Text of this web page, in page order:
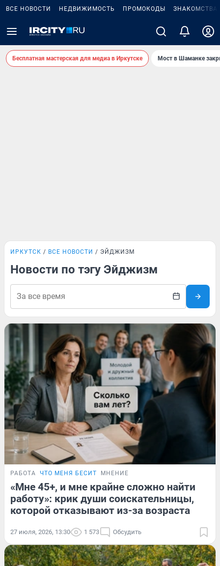
ВСЕ НОВОСТИ НЕДВИЖИМОСТЬ ПРОМОКОДЫ ЗНАКОМСТВА
Бесплатная мастерская для медиа в Иркутске Мост в Шаманке
ИРКУТСК ВСЕ НОВОСТИ ЭЙДЖИЗМ
Новости по тэгу Эйджизм
РАБОТА ЧТО МЕНЯ БЕСИТ МНЕНИЕ
«Мне 45+, и мне крайне сложно найти
работу»: крик души соискательницы,
которой отказывают из-за возраста
27 июля, 2026, 13:30 1 573 Обсудить